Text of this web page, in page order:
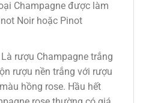
Champagne được làm
Noir hoặc Pinot
rượu Champagne trắng
rượu nền trắng với rượu
hồng rose. Hầu hết